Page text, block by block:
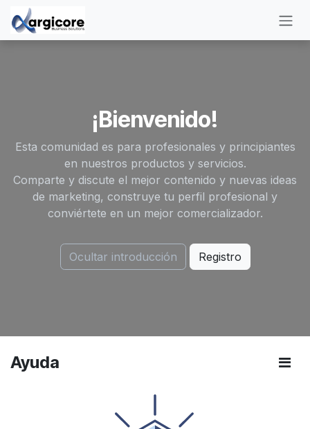
Ir al contenido
¡Bienvenido!
Esta comunidad es para profesionales y principiantes
en nuestros productos y servicios.
Comparte y discute el mejor contenido y nuevas ideas
de marketing, construye tu perfil profesional y
conviértete en un mejor comercializador.
Ocultar introducción Registro
Ayuda